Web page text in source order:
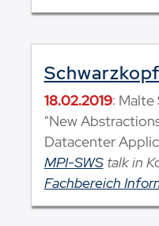
Schwarzkopf
18.02.2019: Malte
"New
Datacenter
MPI-SWStalk in
Fachbereich